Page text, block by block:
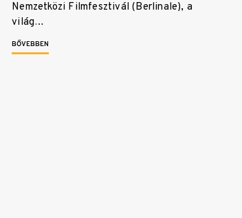
Nemzetközi Filmfesztivál (Berlinale), a
világ…
BŐVEBBEN